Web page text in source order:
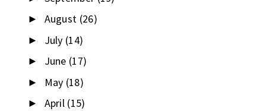
► August (26)
► July (14)
► June (17)
► May (18)
► April (15)